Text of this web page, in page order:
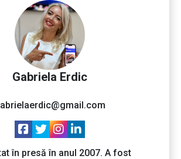
Gabriela Erdic
în presă în anul 2007. A fost